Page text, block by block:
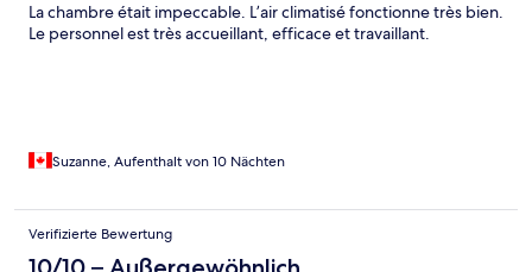
La chambre était impeccable. L’air climatisé fonctionne très bien.
Le personnel est très accueillant, efficace et travaillant.
Suzanne, Aufenthalt von 10 Nächten
Verifizierte Bewertung